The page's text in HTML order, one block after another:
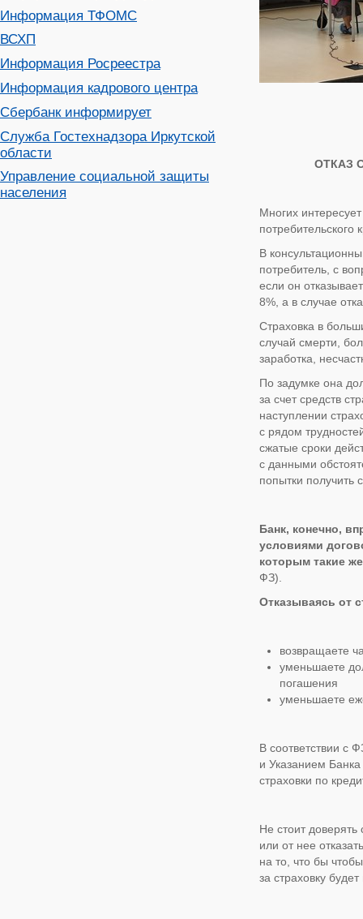
Информация ТФОМС
ВСХП
Информация Росреестра
Информация кадрового центра
Сбербанк информирует
Служба Гостехнадзора Иркутской
области
Управление социальной защиты
населения
ОТКАЗ
Многих
потребительского
В
потребитель, с
если он
8%, а в случае
Страховка в
случай смерти,
заработка,
По задумке она
за счет средств
наступлении
с рядом
сжатые сроки
с данными
попытки получить
Банк, конечно,
условиями
которым такие
ФЗ).
Отказываясь от
возвращаете
уменьшаете
погашения
уменьшаете
В соответствии с
и Указанием
страховки по
Не стоит
или от нее
на то, что бы
за страховку